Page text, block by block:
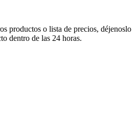
productos o lista de precios, déjenoslo
dentro de las 24 horas.